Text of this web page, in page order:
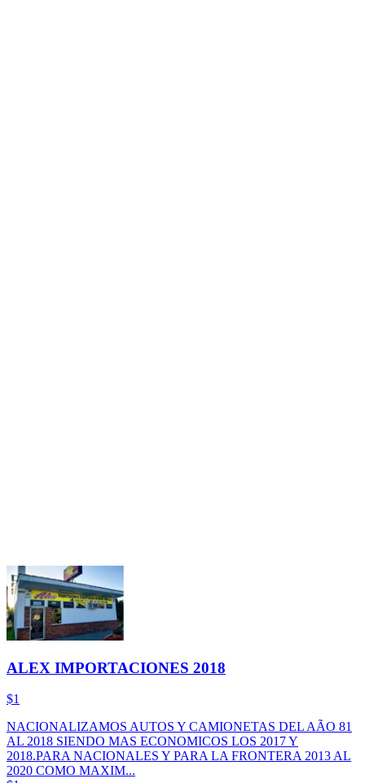
ALEX IMPORTACIONES 2018
$1
NACIONALIZAMOS AUTOS Y CAMIONETAS DEL AÃO 81
AL 2018 SIENDO MAS ECONOMICOS LOS 2017 Y
2018.PARA NACIONALES Y PARA LA FRONTERA 2013 AL
2020 COMO MAXIM...